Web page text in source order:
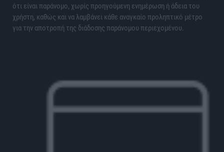
ότι είναι παράνομο, χωρίς προηγούμενη ενημέρωση ή άδεια του
χρήστη, καθώς και να λαμβάνει κάθε αναγκαίο προληπτικό μέτρο
για την αποτροπή της διάδοσης παράνομου περιεχομένου.